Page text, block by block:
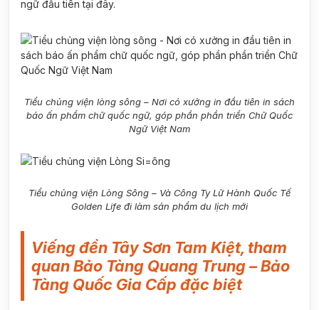
ngữ đầu tiên tại đây.
Tiểu chủng viện lòng sông – Nơi có xưởng in đầu tiên in sách
báo ấn phẩm chữ quốc ngữ, góp phần phần triển Chữ Quốc
Ngữ Việt Nam
Tiểu chủng viện Lòng Sông – Và Công Ty Lữ Hành Quốc Tế
Golden Life đi làm sản phẩm du lịch mới
Viếng đền Tây Sơn Tam Kiệt, tham
quan Bảo Tàng Quang Trung – Bảo
Tàng Quốc Gia Cấp đặc biệt